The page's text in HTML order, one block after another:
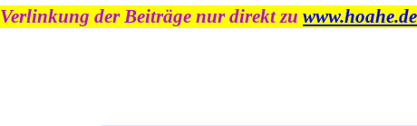
Verlinkung der Beiträge nur direkt zu www.hoahe.de